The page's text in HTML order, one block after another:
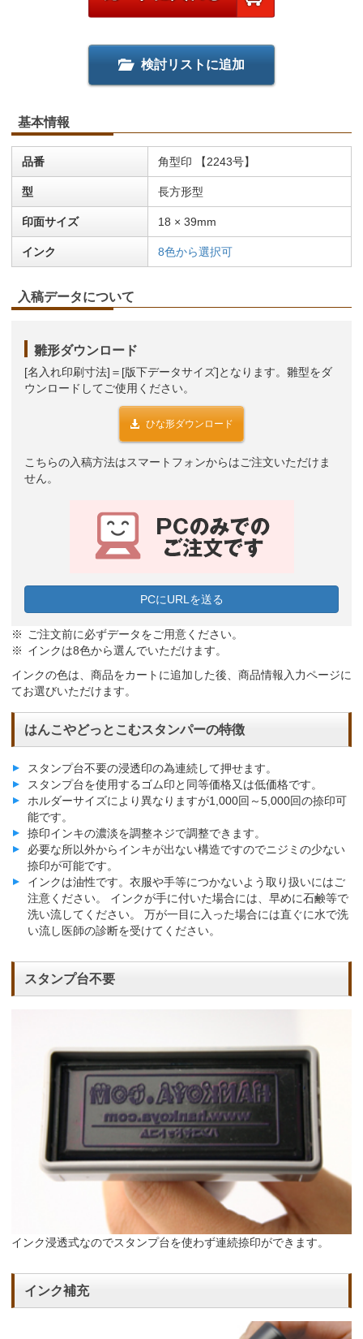
検討リストに追加
基本情報
品番 角型印 【2243号】
型 長方形型
印面サイズ 18 × 39mm
インク 8色から選択可
入稿データについて
雛形ダウンロード
[名入れ印刷寸法]＝[版下データサイズ]となります。雛型をダ
ウンロードしてご使用ください。
ひな形ダウンロード
こちらの入稿方法はスマートフォンからはご注文いただけま
せん。
PCにURLを送る
ご注文前に必ずデータをご用意ください。
インクは8色から選んでいただけます。
インクの色は、商品をカートに追加した後、商品情報入力ページに
てお選びいただけます。
はんこやどっとこむスタンパーの特徴
スタンプ台不要の浸透印の為連続して押せます。
スタンプ台を使用するゴム印と同等価格又は低価格です。
ホルダーサイズにより異なりますが1,000回～5,000回の捺印可
能です。
捺印インキの濃淡を調整ネジで調整できます。
必要な所以外からインキが出ない構造ですのでニジミの少ない
捺印が可能です。
インクは油性です。衣服や手等につかないよう取り扱いにはご
注意ください。 インクが手に付いた場合には、早めに石鹸等で
洗い流してください。 万が一目に入った場合には直ぐに水で洗
い流し医師の診断を受けてください。
スタンプ台不要
インク浸透式なのでスタンプ台を使わず連続捺印ができます。
インク補充